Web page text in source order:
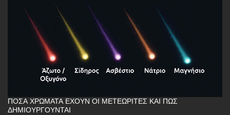
ΠΌΣΑ ΧΡΏΜΑΤΑ ΈΧΟΥΝ ΟΙ ΜΕΤΕΩΡΊΤΕΣ ΚΑΙ ΠΏΣ
ΔΗΜΙΟΥΡΓΟΎΝΤΑΙ